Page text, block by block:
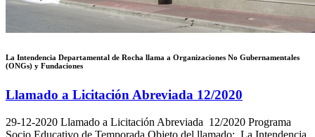
La Intendencia Departamental de Rocha llama a Organizaciones No Gubernamentales
(ONGs) y Fundaciones
Llamado a Licitación Abreviada 12/2020
29-12-2020 Llamado a Licitación Abreviada 12/2020 Programa
Socio Educativo de Temporada Objeto del llamado: La Intendencia